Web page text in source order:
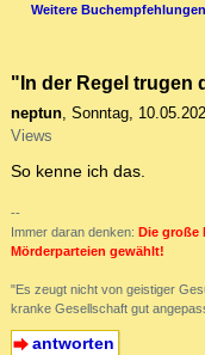
Weitere Buchempfehlungen
"In der Regel trugen
neptun, Sonntag,
Views
So kenne ich das.
--
Immer daran denken: Die große
Mörderparteien gewählt!
"Es zeugt nicht von geistiger
kranke Gesellschaft gut
antworten